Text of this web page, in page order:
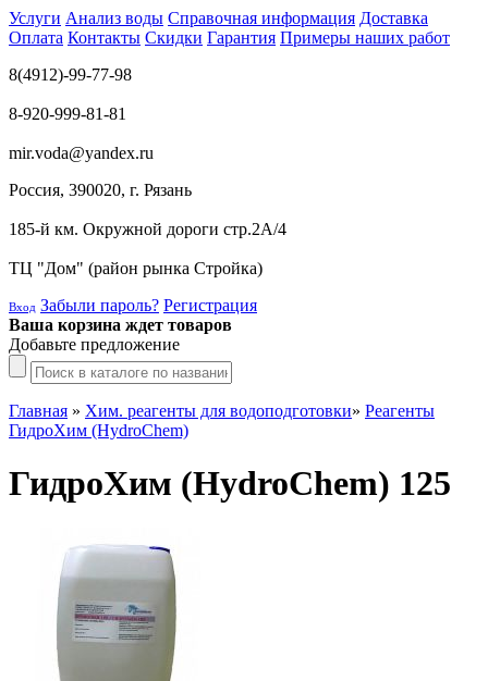
Услуги Анализ воды Справочная информация Доставка
Оплата Контакты Скидки Гарантия Примеры наших работ
8(4912)-99-77-98
8-920-999-81-81
mir.voda@yandex.ru
Россия, 390020, г. Рязань
185-й км. Окружной дороги стр.2А/4
ТЦ "Дом" (район рынка Стройка)
Вход Забыли пароль? Регистрация
Ваша корзина ждет товаров
Добавьте предложение
Главная » Хим. реагенты для водоподготовки» Реагенты
ГидроХим (HydroChem)
ГидроХим (HydroChem) 125